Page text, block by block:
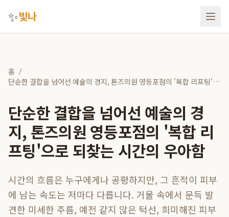
✨빛나
홈 /
단순한 결합을 넘어선 예술의 경지, 톤즈의원 영등포점의 '복합 리프팅'으
단순한 결합을 넘어선 예술의 경
지, 톤즈의원 영등포점의 '복합 리
프팅'으로 되찾는 시간의 우아함
시간의 흐름은 누구에게나 공평하지만, 그 흔적이 피부
에 남는 속도는 저마다 다릅니다. 거울 속에서 문득 발
견한 미세한 주름, 예전 같지 않은 턱선, 희미해진 피부